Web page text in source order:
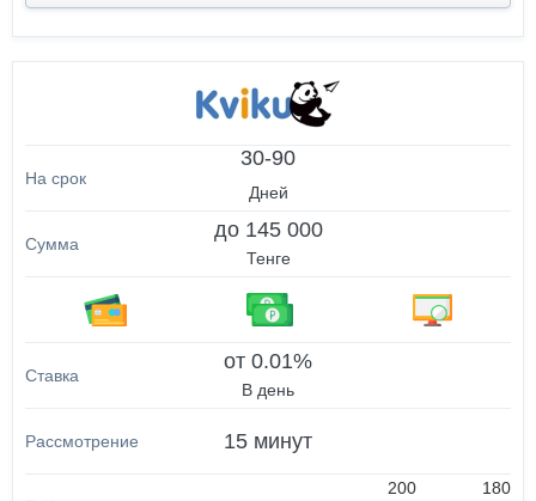
30-90
Дней
до 145 000
Тенге
от 0.01%
В день
15 минут
200 180